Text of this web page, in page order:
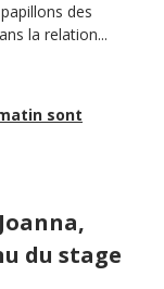
des
la relation...
sont
du stage